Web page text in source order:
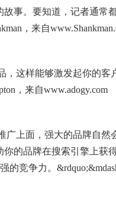
事。要知道，记者通常
，来自
，这样能够激发起你的客
，来自www.adogy.com
广上面，强大的品牌自
的品牌在搜索引擎上获
竞争力。